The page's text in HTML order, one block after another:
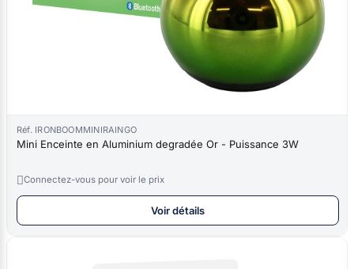
Réf. IRONBOOMMINIRAINGO
Mini Enceinte en Aluminium degradée Or - Puissance 3W
Connectez-vous pour voir le prix
Voir détails